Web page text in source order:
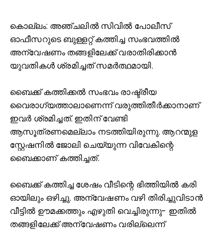
കൊല്ലം: അഞ്ചലില്‍ സിവില്‍ പോലീസ്
ഓഫീസറുടെ ബുള്ളറ്റ് കത്തിച്ച സംഭവത്തില്‍
അന്വേഷണം തങ്ങളിലേക്ക് വരാതിരിക്കാന്‍
യുവതികള്‍ ശ്രമിച്ചത് സമര്‍ത്ഥമായി.
ബൈക്ക് കത്തിക്കല്‍ സംഭവം രാഷ്ട്രീയ
വൈരാഗ്യത്താലാണെന്ന് വരുത്തിതീര്‍ക്കാനാണ്
ഇവര്‍ ശ്രമിച്ചത്. ഇതിന് വേണ്ടി
ആസൂത്രണമെല്ലാം നടത്തിയിരുന്നു. ആറന്മുള
സ്റ്റേഷനില്‍ ജോലി ചെയ്യുന്ന വിവേകിന്റെ
ബൈക്കാണ് കത്തിച്ചത്.
ബൈക്ക് കത്തിച്ച ശേഷം വീടിന്റെ ഭിത്തിയില്‍ കരി
ഓയിലും ഒഴിച്ചു. അന്വേഷണം വഴി തിരിച്ചുവിടാന്‍
വീട്ടില്‍ ഊമക്കത്തും എഴുതി വെച്ചിരുന്നു- ഇതില്‍
തങ്ങളിലേക്ക് അന്വേഷണം വരില്ലെന്ന്